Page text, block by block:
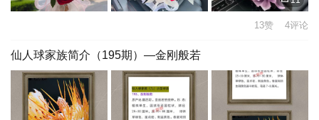
13赞 4评论
仙人球家族简介（195期）—金刚般若